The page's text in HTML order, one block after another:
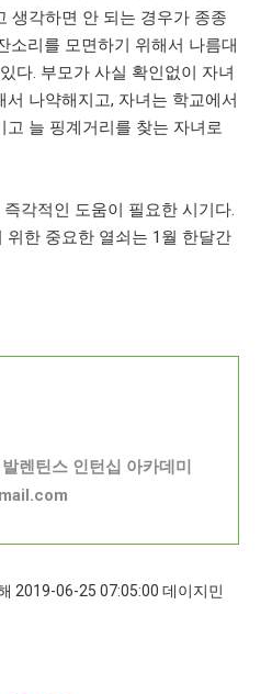
생각하면 안 되는 경우가 종종
소리를 모면하기 위해서 나름대
다. 부모가 사실 확인없이 자녀
나약해지고, 자녀는 학교에서
늘 핑계거리를 찾는 자녀로
각적인 도움이 필요한 시기다.
위한 중요한 열쇠는 1월 한달간
렌틴스 인턴십 아카데미
2019-06-25 07:05:00 데이지민